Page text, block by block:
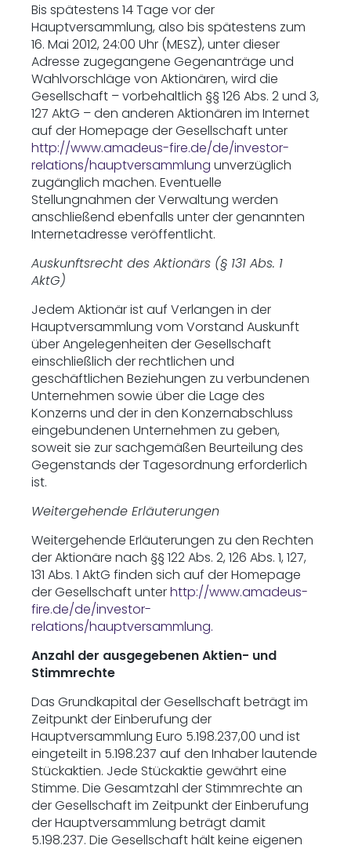
Bis spätestens 14 Tage vor der
Hauptversammlung, also bis spätestens zum
16. Mai 2012, 24:00 Uhr (MESZ), unter dieser
Adresse zugegangene Gegenanträge und
Wahlvorschläge von Aktionären, wird die
Gesellschaft – vorbehaltlich §§ 126 Abs. 2 und 3,
127 AktG – den anderen Aktionären im Internet
auf der Homepage der Gesellschaft unter
http://www.amadeus-fire.de/de/investor-
relations/hauptversammlung unverzüglich
zugänglich machen. Eventuelle
Stellungnahmen der Verwaltung werden
anschließend ebenfalls unter der genannten
Internetadresse veröffentlicht.
Auskunftsrecht des Aktionärs (§ 131 Abs. 1
AktG)
Jedem Aktionär ist auf Verlangen in der
Hauptversammlung vom Vorstand Auskunft
über Angelegenheiten der Gesellschaft
einschließlich der rechtlichen und
geschäftlichen Beziehungen zu verbundenen
Unternehmen sowie über die Lage des
Konzerns und der in den Konzernabschluss
eingebundenen Unternehmen zu geben,
soweit sie zur sachgemäßen Beurteilung des
Gegenstands der Tagesordnung erforderlich
ist.
Weitergehende Erläuterungen
Weitergehende Erläuterungen zu den Rechten
der Aktionäre nach §§ 122 Abs. 2, 126 Abs. 1, 127,
131 Abs. 1 AktG finden sich auf der Homepage
der Gesellschaft unterhttp://www.amadeus-
fire.de/de/investor-
relations/hauptversammlung.
Anzahl der ausgegebenen Aktien- und
Stimmrechte
Das Grundkapital der Gesellschaft beträgt im
Zeitpunkt der Einberufung der
Hauptversammlung Euro 5.198.237,00 und ist
eingeteilt in 5.198.237 auf den Inhaber lautende
Stückaktien. Jede Stückaktie gewährt eine
Stimme. Die Gesamtzahl der Stimmrechte an
der Gesellschaft im Zeitpunkt der Einberufung
der Hauptversammlung beträgt damit
5.198.237. Die Gesellschaft hält keine eigenen